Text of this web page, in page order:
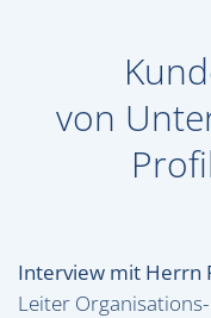
von
Interview mit Herrn
Leiter